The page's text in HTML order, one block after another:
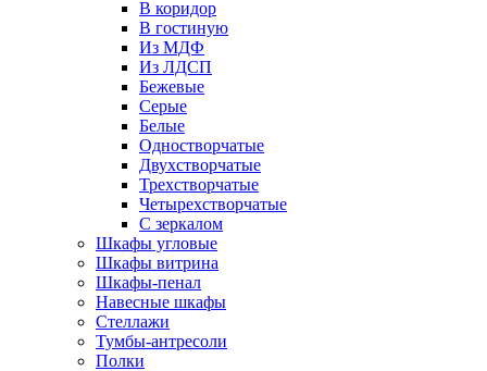
В коридор
В гостиную
Из МДФ
Из ЛДСП
Бежевые
Серые
Белые
Одностворчатые
Двухстворчатые
Трехстворчатые
Четырехстворчатые
С зеркалом
Шкафы угловые
Шкафы витрина
Шкафы-пенал
Навесные шкафы
Стеллажи
Тумбы-антресоли
Полки